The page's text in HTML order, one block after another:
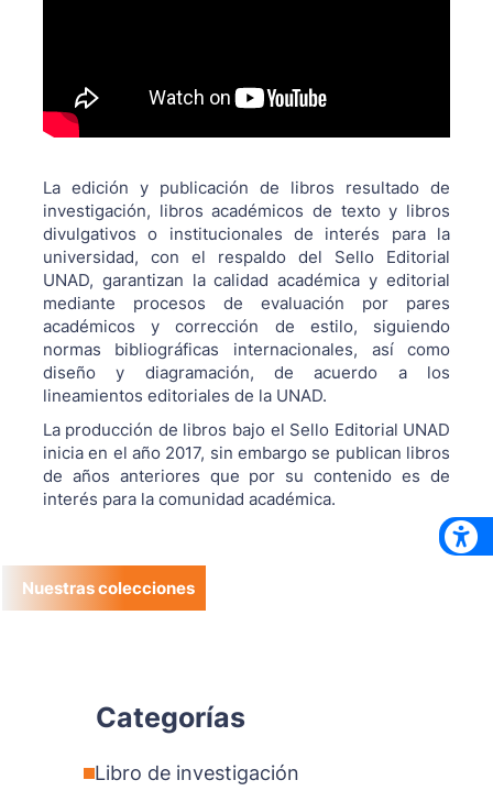
La edición y publicación de libros resultado de
investigación, libros académicos de texto y libros
divulgativos o institucionales de interés para la
universidad, con el respaldo del Sello Editorial
UNAD, garantizan la calidad académica y editorial
mediante procesos de evaluación por pares
académicos y corrección de estilo, siguiendo
normas bibliográficas internacionales, así como
diseño y diagramación, de acuerdo a los
lineamientos editoriales de la UNAD.
La producción de libros bajo el Sello Editorial UNAD
inicia en el año 2017, sin embargo se publican libros
de años anteriores que por su contenido es de
interés para la comunidad académica.
Nuestras colecciones
Categorías
Libro de investigación